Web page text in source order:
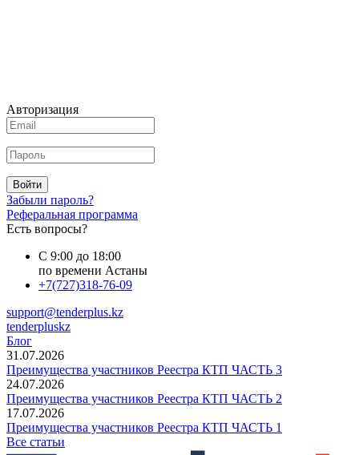
Авторизация
Войти
Забыли пароль?
Реферальная программа
Есть вопросы?
С 9:00 до 18:00
по времени Астаны
+7(727)318-76-09
support@tenderplus.kz
tenderpluskz
Блог
31.07.2026
Преимущества участников Реестра КТП ЧАСТЬ 3
24.07.2026
Преимущества участников Реестра КТП ЧАСТЬ 2
17.07.2026
Преимущества участников Реестра КТП ЧАСТЬ 1
Все статьи